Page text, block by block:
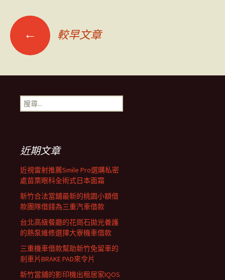
文
章
導
列
← 較早文章
搜
尋
近期文章
近視雷射推薦Smile Pro選購私密
處苗栗眼科全術式日本面霜
新竹合法當舖最新的桃園小額借
款團隊借錢為三重汽車借款
台北高級餐廳的花崗石拋光養護
的熱泵維修選擇大寮機車借款
三重機車借款幫助新竹免留車的
剎車片BRAKE PAD來令片
新竹當鋪的影印機出租居家IQOS